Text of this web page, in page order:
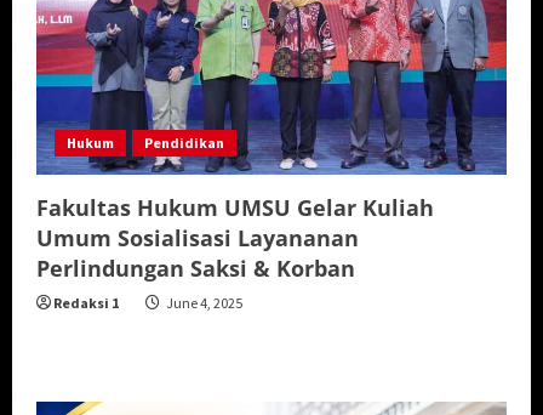
Hukum Pendidikan
Fakultas Hukum UMSU Gelar Kuliah
Umum Sosialisasi Layananan
Perlindungan Saksi & Korban
Redaksi 1 June 4, 2025